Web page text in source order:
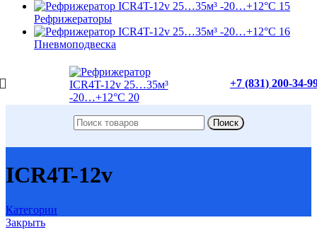
Рефрижераторы
Пневмоподвеска
+7 (831) 200-34-
Поиск
ICR4T-12v
Категории
Закрыть